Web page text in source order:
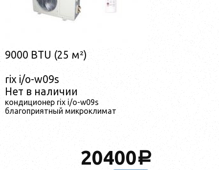
9000 BTU (25 м²)
rix i/o-w09s
Нет в наличии
кондиционер rix i/o-w09s
благоприятный микроклимат
20400a